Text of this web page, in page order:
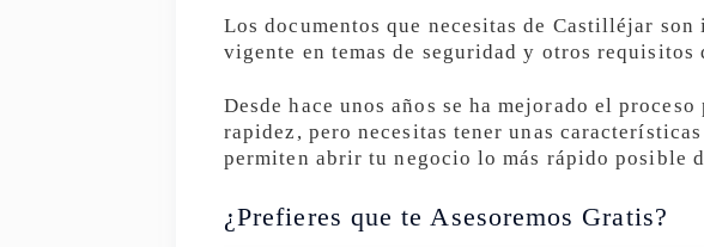
Los documentos que necesitas de Castilléjar
vigente en temas de seguridad y otros requisitos
Desde hace unos años se ha mejorado el
rapidez, pero necesitas tener unas
permiten abrir tu negocio lo más rápido posible
¿Prefieres que te Asesoremos Gratis?